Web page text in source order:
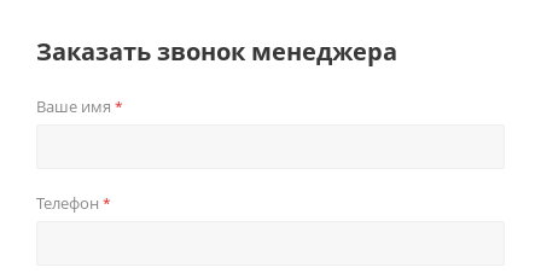
Заказать звонок менеджера
Ваше имя *
Телефон *